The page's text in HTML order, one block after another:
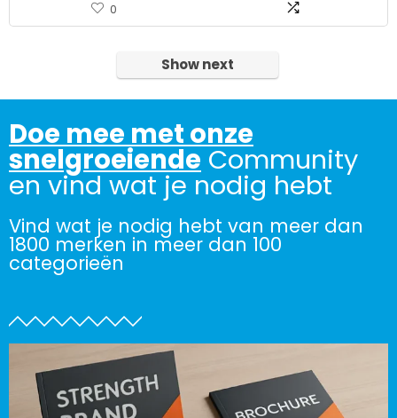
0
Show next
Doe mee met onze
snelgroeiende Community
en vind wat je nodig hebt
Vind wat je nodig hebt van meer dan
1800 merken in meer dan 100
categorieën